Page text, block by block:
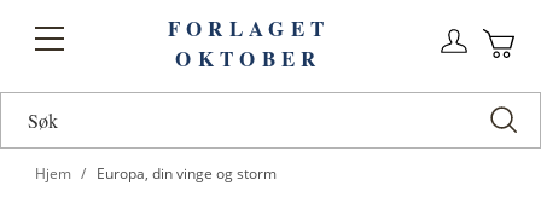
Toggle
FORLAGET
OKTOBER
Hjem Europa, din vinge og storm